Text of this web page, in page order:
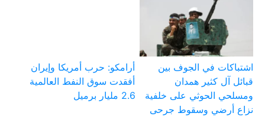
اشتباكات في الجوف بين
قبائل آل كثير همدان
ومسلحي الحوثي على خلفية
نزاع أرضي وسقوط جرحى
أرامكو: حرب أمريكا وإيران
أفقدت سوق النفط العالمية
2.6 مليار برميل